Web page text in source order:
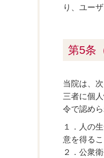
り、ユー
第5条
当院は、
三者に個
令で認め
１．人の
意を得る
２．公衆